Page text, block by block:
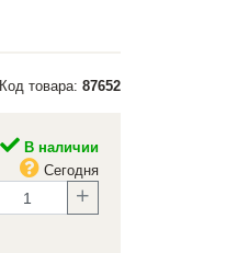
Код товара: 87652
В наличии
Сегодня